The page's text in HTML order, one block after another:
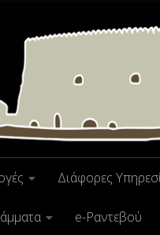
Διάφορες
e-Ραντεβού